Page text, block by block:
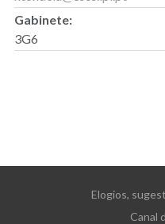
Gabinete:
3G6
Elogios,
Canal